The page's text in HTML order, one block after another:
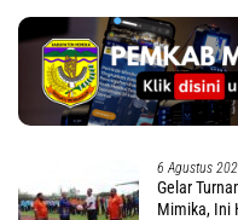
6 Agustus
Gelar
Mimika, Ini